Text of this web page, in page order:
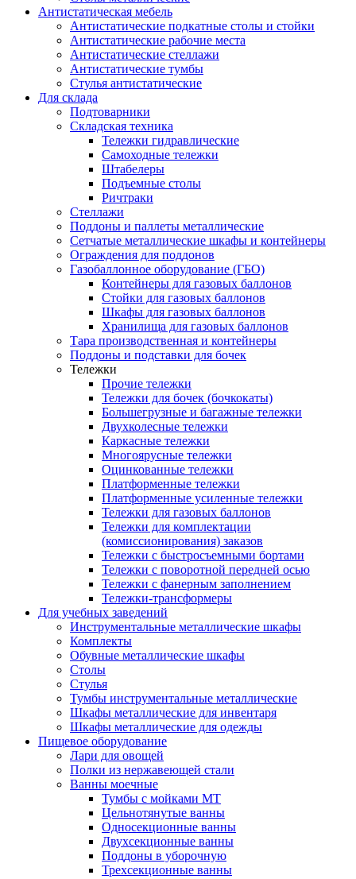
Антистатическая мебель
Антистатические подкатные столы и стойки
Антистатические рабочие места
Антистатические стеллажи
Антистатические тумбы
Стулья антистатические
Для склада
Подтоварники
Складская техника
Тележки гидравлические
Самоходные тележки
Штабелеры
Подъемные столы
Ричтраки
Стеллажи
Поддоны и паллеты металлические
Сетчатые металлические шкафы и контейнеры
Ограждения для поддонов
Газобаллонное оборудование (ГБО)
Контейнеры для газовых баллонов
Стойки для газовых баллонов
Шкафы для газовых баллонов
Хранилища для газовых баллонов
Тара производственная и контейнеры
Поддоны и подставки для бочек
Тележки
Прочие тележки
Тележки для бочек (бочкокаты)
Большегрузные и багажные тележки
Двухколесные тележки
Каркасные тележки
Многоярусные тележки
Оцинкованные тележки
Платформенные тележки
Платформенные усиленные тележки
Тележки для газовых баллонов
Тележки для комплектации
(комиссионирования) заказов
Тележки с быстросъемными бортами
Тележки с поворотной передней осью
Тележки с фанерным заполнением
Тележки-трансформеры
Для учебных заведений
Инструментальные металлические шкафы
Комплекты
Обувные металлические шкафы
Столы
Стулья
Тумбы инструментальные металлические
Шкафы металлические для инвентаря
Шкафы металлические для одежды
Пищевое оборудование
Лари для овощей
Полки из нержавеющей стали
Ванны моечные
Тумбы с мойками МТ
Цельнотянутые ванны
Односекционные ванны
Двухсекционные ванны
Поддоны в уборочную
Трехсекционные ванны